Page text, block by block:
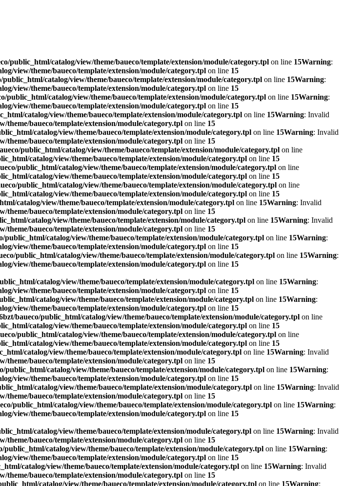
public_html/catalog/view/theme/baueco/template/extension/module/category.tpl on line 15Warning:
view/theme/baueco/template/extension/module/category.tpl on line 15
public_html/catalog/view/theme/baueco/template/extension/module/category.tpl on line 15Warning:
view/theme/baueco/template/extension/module/category.tpl on line 15
public_html/catalog/view/theme/baueco/template/extension/module/category.tpl on line 15Warning:
view/theme/baueco/template/extension/module/category.tpl on line 15
catalog/view/theme/baueco/template/extension/module/category.tpl on line 15Warning: Invalid
theme/baueco/template/extension/module/category.tpl on line 15
catalog/view/theme/baueco/template/extension/module/category.tpl on line 15Warning: Invalid
theme/baueco/template/extension/module/category.tpl on line 15
public_html/catalog/view/theme/baueco/template/extension/module/category.tpl on line
catalog/view/theme/baueco/template/extension/module/category.tpl on line 15
public_html/catalog/view/theme/baueco/template/extension/module/category.tpl on line
catalog/view/theme/baueco/template/extension/module/category.tpl on line 15
public_html/catalog/view/theme/baueco/template/extension/module/category.tpl on line
catalog/view/theme/baueco/template/extension/module/category.tpl on line 15
catalog/view/theme/baueco/template/extension/module/category.tpl on line 15Warning: Invalid
theme/baueco/template/extension/module/category.tpl on line 15
catalog/view/theme/baueco/template/extension/module/category.tpl on line 15Warning: Invalid
theme/baueco/template/extension/module/category.tpl on line 15
public_html/catalog/view/theme/baueco/template/extension/module/category.tpl on line 15Warning:
view/theme/baueco/template/extension/module/category.tpl on line 15
public_html/catalog/view/theme/baueco/template/extension/module/category.tpl on line 15Warning:
view/theme/baueco/template/extension/module/category.tpl on line 15
catalog/view/theme/baueco/template/extension/module/category.tpl on line 15Warning:
view/theme/baueco/template/extension/module/category.tpl on line 15
catalog/view/theme/baueco/template/extension/module/category.tpl on line 15Warning:
view/theme/baueco/template/extension/module/category.tpl on line 15
baueco/public_html/catalog/view/theme/baueco/template/extension/module/category.tpl on line
catalog/view/theme/baueco/template/extension/module/category.tpl on line 15
public_html/catalog/view/theme/baueco/template/extension/module/category.tpl on line
catalog/view/theme/baueco/template/extension/module/category.tpl on line 15
catalog/view/theme/baueco/template/extension/module/category.tpl on line 15Warning: Invalid
theme/baueco/template/extension/module/category.tpl on line 15
public_html/catalog/view/theme/baueco/template/extension/module/category.tpl on line 15Warning:
view/theme/baueco/template/extension/module/category.tpl on line 15
catalog/view/theme/baueco/template/extension/module/category.tpl on line 15Warning: Invalid
theme/baueco/template/extension/module/category.tpl on line 15
public_html/catalog/view/theme/baueco/template/extension/module/category.tpl on line 15Warning:
view/theme/baueco/template/extension/module/category.tpl on line 15
catalog/view/theme/baueco/template/extension/module/category.tpl on line 15Warning: Invalid
theme/baueco/template/extension/module/category.tpl on line 15
public_html/catalog/view/theme/baueco/template/extension/module/category.tpl on line 15Warning:
view/theme/baueco/template/extension/module/category.tpl on line 15
catalog/view/theme/baueco/template/extension/module/category.tpl on line 15Warning: Invalid
theme/baueco/template/extension/module/category.tpl on line 15
catalog/view/theme/baueco/template/extension/module/category.tpl on line 15Warning: